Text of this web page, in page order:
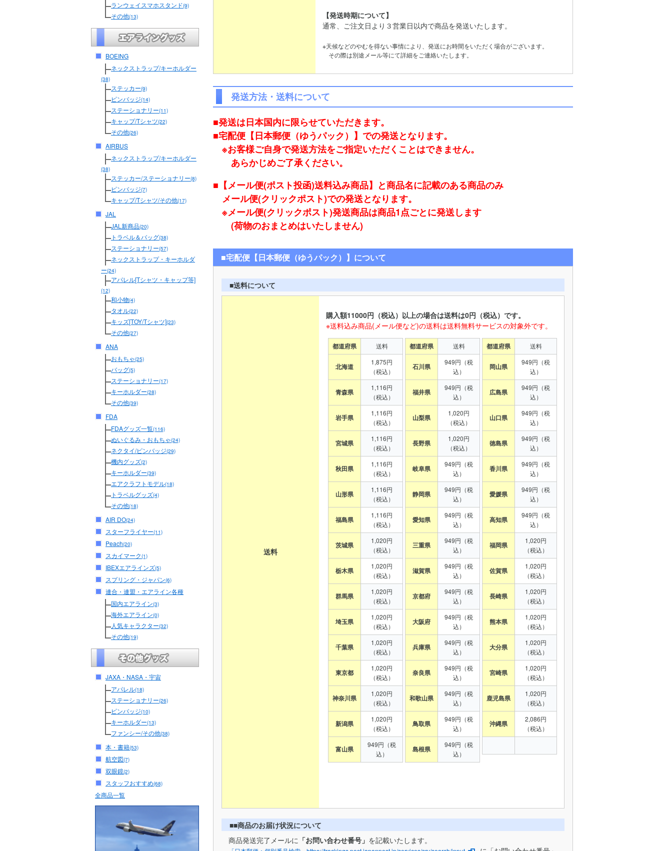
ランウェイスマホスタンド(9)
その他(13)
BOEING
ネックストラップ/キーホルダー
(38)
ステッカー(9)
ピンバッジ(14)
ステーショナリー(11)
キャップ/Tシャツ(22)
その他(26)
AIRBUS
ネックストラップ/キーホルダー
(38)
ステッカー/ステーショナリー(8)
ピンバッジ(7)
キャップ/Tシャツ/その他(17)
JAL
JAL新商品(20)
トラベル＆バッグ(38)
ステーショナリー(57)
ネックストラップ・キーホルダ
ー(24)
アパレル[Tシャツ・キャップ等]
(12)
和小物(4)
タオル(22)
キッズ[TOY/Tシャツ](23)
その他(27)
ANA
おもちゃ(25)
バッグ(5)
ステーショナリー(17)
キーホルダー(28)
その他(39)
FDA
FDAグッズ一覧(116)
ぬいぐるみ・おもちゃ(24)
ネクタイ/ピンバッジ(29)
機内グッズ(2)
キーホルダー(39)
エアクラフトモデル(18)
トラベルグッズ(4)
その他(18)
AIR DO(24)
スターフライヤー(11)
Peach(20)
スカイマーク(1)
IBEXエアラインズ(5)
スプリング・ジャパン(6)
連合・連盟・エアライン各種
国内エアライン(3)
海外エアライン(0)
人気キャラクター(32)
その他(19)
JAXA・NASA・宇宙
アパレル(18)
ステーショナリー(26)
ピンバッジ(10)
キーホルダー(13)
ファンシー/その他(38)
本・書籍(53)
航空図(7)
双眼鏡(2)
スタッフおすすめ(68)
全商品一覧
【発送時期について】
通常、ご注文日より３営業日以内で商品を発送いたします。
※天候などのやむを得ない事情により、発送にお時間をいただく場合がございます。
その際は別途メール等にて詳細をご連絡いたします。
発送方法・送料について
■発送は日本国内に限らせていただきます。
■宅配便【日本郵便（ゆうパック）】での発送となります。
※お客様ご自身で発送方法をご指定いただくことはできません。
あらかじめご了承ください。
■【メール便(ポスト投函)送料込み商品】と商品名に記載のある商品のみ
メール便(クリックポスト)での発送となります。
※メール便(クリックポスト)発送商品は商品1点ごとに発送します
(荷物のおまとめはいたしません)
■宅配便【日本郵便（ゆうパック）】について
■送料について
送料
購入額11000円（税込）以上の場合は送料は0円（税込）です。
※送料込み商品(メール便など)の送料は送料無料サービスの対象外です。
都道府県 送料
北海道
1,875円
（税込）
青森県
1,116円
（税込）
岩手県
1,116円
（税込）
宮城県
1,116円
（税込）
秋田県
1,116円
（税込）
山形県
1,116円
（税込）
福島県
1,116円
（税込）
茨城県
1,020円
（税込）
栃木県
1,020円
（税込）
群馬県
1,020円
（税込）
埼玉県
1,020円
（税込）
千葉県
1,020円
（税込）
東京都
1,020円
（税込）
神奈川県
1,020円
（税込）
新潟県
1,020円
（税込）
富山県
949円（税
込）
都道府県 送料
石川県
949円（税
込）
福井県
949円（税
込）
山梨県
1,020円
（税込）
長野県
1,020円
（税込）
岐阜県
949円（税
込）
静岡県
949円（税
込）
愛知県
949円（税
込）
三重県
949円（税
込）
滋賀県
949円（税
込）
京都府
949円（税
込）
大阪府
949円（税
込）
兵庫県
949円（税
込）
奈良県
949円（税
込）
和歌山県
949円（税
込）
鳥取県
949円（税
込）
島根県
949円（税
込）
都道府県 送料
岡山県
949円（税
込）
広島県
949円（税
込）
山口県
949円（税
込）
徳島県
949円（税
込）
香川県
949円（税
込）
愛媛県
949円（税
込）
高知県
949円（税
込）
福岡県
1,020円
（税込）
佐賀県
1,020円
（税込）
長崎県
1,020円
（税込）
熊本県
1,020円
（税込）
大分県
1,020円
（税込）
宮崎県
1,020円
（税込）
鹿児島県
1,020円
（税込）
沖縄県
2,086円
（税込）
■■商品のお届け状況について
商品発送完了メールに 「お問い合わせ番号」 を記載いたします。